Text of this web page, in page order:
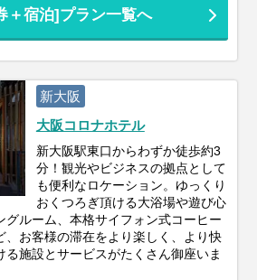
＋宿泊]プラン一覧へ
新大阪
大阪コロナホテル
新大阪駅東口からわずか徒歩約3
分！観光やビジネスの拠点として
も便利なロケーション。ゆっくり
おくつろぎ頂ける大浴場や遊び心
グルーム、本格サイフォン式コーヒー
、お客様の滞在をより楽しく、より快
る施設とサービスがたくさん御座いま